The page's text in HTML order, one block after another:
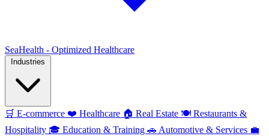
SeaHealth - Optimized Healthcare
🛒 E-commerce ❤️ Healthcare 🏠 Real Estate 🍽️ Restaurants &
Hospitality 🎓 Education & Training 🚗 Automotive & Services 💼